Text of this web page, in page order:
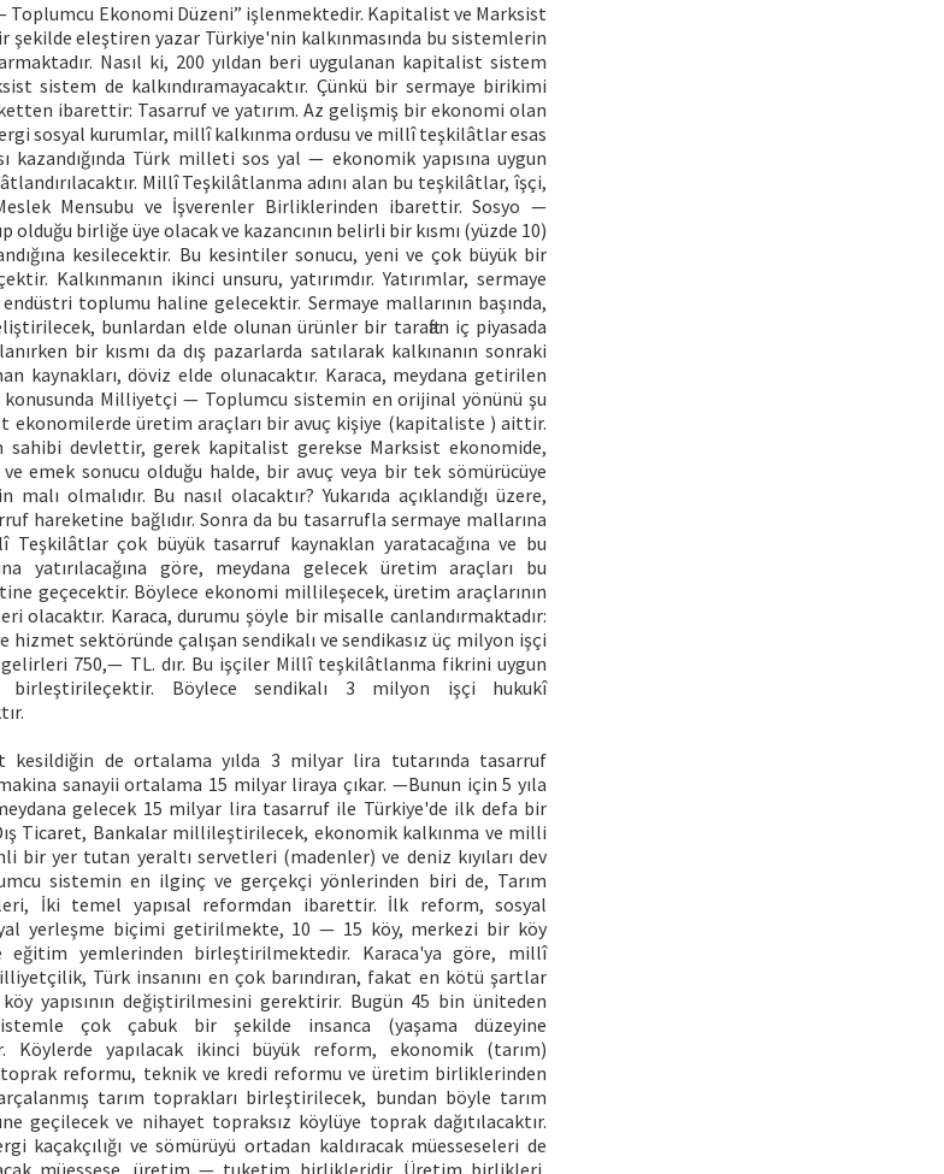
Toplumcu Ekonomi Düzeni” işlenmektedir. Kapitalist ve Marksist
eleştiren yazar Türkiye'nin kalkınmasında bu sistemlerin
Nasıl ki, 200 yıldan beri uygulanan kapitalist sistem
sistem de kalkındıramayacaktır. Çünkü bir sermaye birikimi
ibarettir: Tasarruf ve yatırım. Az gelişmiş bir ekonomi olan
sosyal kurumlar, millî kalkınma ordusu ve millî teşkilâtlar esas
kazandığında Türk milleti sos yal — ekonomik yapısına uygun
Millî Teşkilâtlanma adını alan bu teşkilâtlar, îşçi,
Mensubu ve İşverenler Birliklerinden ibarettir. Sosyo —
birliğe üye olacak ve kazancının belirli bir kısmı (yüzde 10)
kesilecektir. Bu kesintiler sonucu, yeni ve çok büyük bir
Kalkınmanın ikinci unsuru, yatırımdır. Yatırımlar, sermaye
toplumu haline gelecektir. Sermaye mallarının başında,
bunlardan elde olunan ürünler bir taraftan iç piyasada
bir kısmı da dış pazarlarda satılarak kalkınanın sonraki
kaynakları, döviz elde olunacaktır. Karaca, meydana getirilen
Milliyetçi — Toplumcu sistemin en orijinal yönünü şu
ekonomilerde üretim araçları bir avuç kişiye (kapitaliste ) aittir.
sahibi devlettir, gerek kapitalist gerekse Marksist ekonomide,
emek sonucu olduğu halde, bir avuç veya bir tek sömürücüye
olmalıdır. Bu nasıl olacaktır? Yukarıda açıklandığı üzere,
hareketine bağlıdır. Sonra da bu tasarrufla sermaye mallarına
Teşkilâtlar çok büyük tasarruf kaynaklan yaratacağına ve bu
yatırılacağına göre, meydana gelecek üretim araçları bu
geçecektir. Böylece ekonomi millileşecek, üretim araçlarının
Karaca, durumu şöyle bir misalle canlandırmaktadır:
hizmet sektöründe çalışan sendikalı ve sendikasız üç milyon işçi
750,— TL. dır. Bu işçiler Millî teşkilâtlanma fikrini uygun
birleştirileçektir. Böylece sendikalı 3 milyon işçi hukukî
kesildiğin de ortalama yılda 3 milyar lira tutarında tasarruf
sanayii ortalama 15 milyar liraya çıkar. —Bunun için 5 yıla
gelecek 15 milyar lira tasarruf ile Türkiye'de ilk defa bir
Ticaret, Bankalar millileştirilecek, ekonomik kalkınma ve milli
bir yer tutan yeraltı servetleri (madenler) ve deniz kıyıları dev
sistemin en ilginç ve gerçekçi yönlerinden biri de, Tarım
İki temel yapısal reformdan ibarettir. İlk reform, sosyal
yerleşme biçimi getirilmekte, 10 — 15 köy, merkezi bir köy
eğitim yemlerinden birleştirilmektedir. Karaca'ya göre, millî
Türk insanını en çok barındıran, fakat en kötü şartlar
yapısının değiştirilmesini gerektirir. Bugün 45 bin üniteden
çok çabuk bir şekilde insanca (yaşama düzeyine
Köylerde yapılacak ikinci büyük reform, ekonomik (tarım)
reformu, teknik ve kredi reformu ve üretim birliklerinden
tarım toprakları birleştirilecek, bundan böyle tarım
geçilecek ve nihayet topraksız köylüye toprak dağıtılacaktır.
kaçakçılığı ve sömürüyü ortadan kaldıracak müesseseleri de